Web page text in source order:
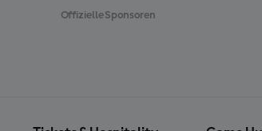
Offizielle Sponsoren